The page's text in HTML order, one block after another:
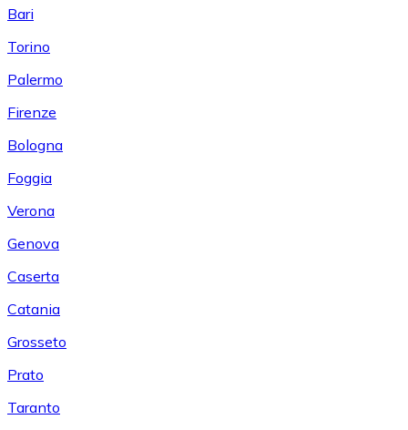
Bari
Torino
Palermo
Firenze
Bologna
Foggia
Verona
Genova
Caserta
Catania
Grosseto
Prato
Taranto